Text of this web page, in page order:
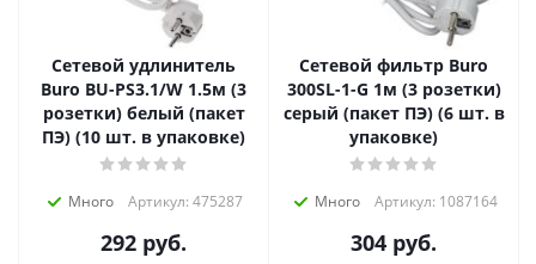
Сетевой удлинитель
Buro BU-PS3.1/W 1.5м (3
розетки) белый (пакет
ПЭ) (10 шт. в упаковке)
Много Артикул: 475287
292 руб.
Сетевой фильтр Buro
300SL-1-G 1м (3 розетки)
серый (пакет ПЭ) (6 шт. в
упаковке)
Много Артикул: 1087164
304 руб.